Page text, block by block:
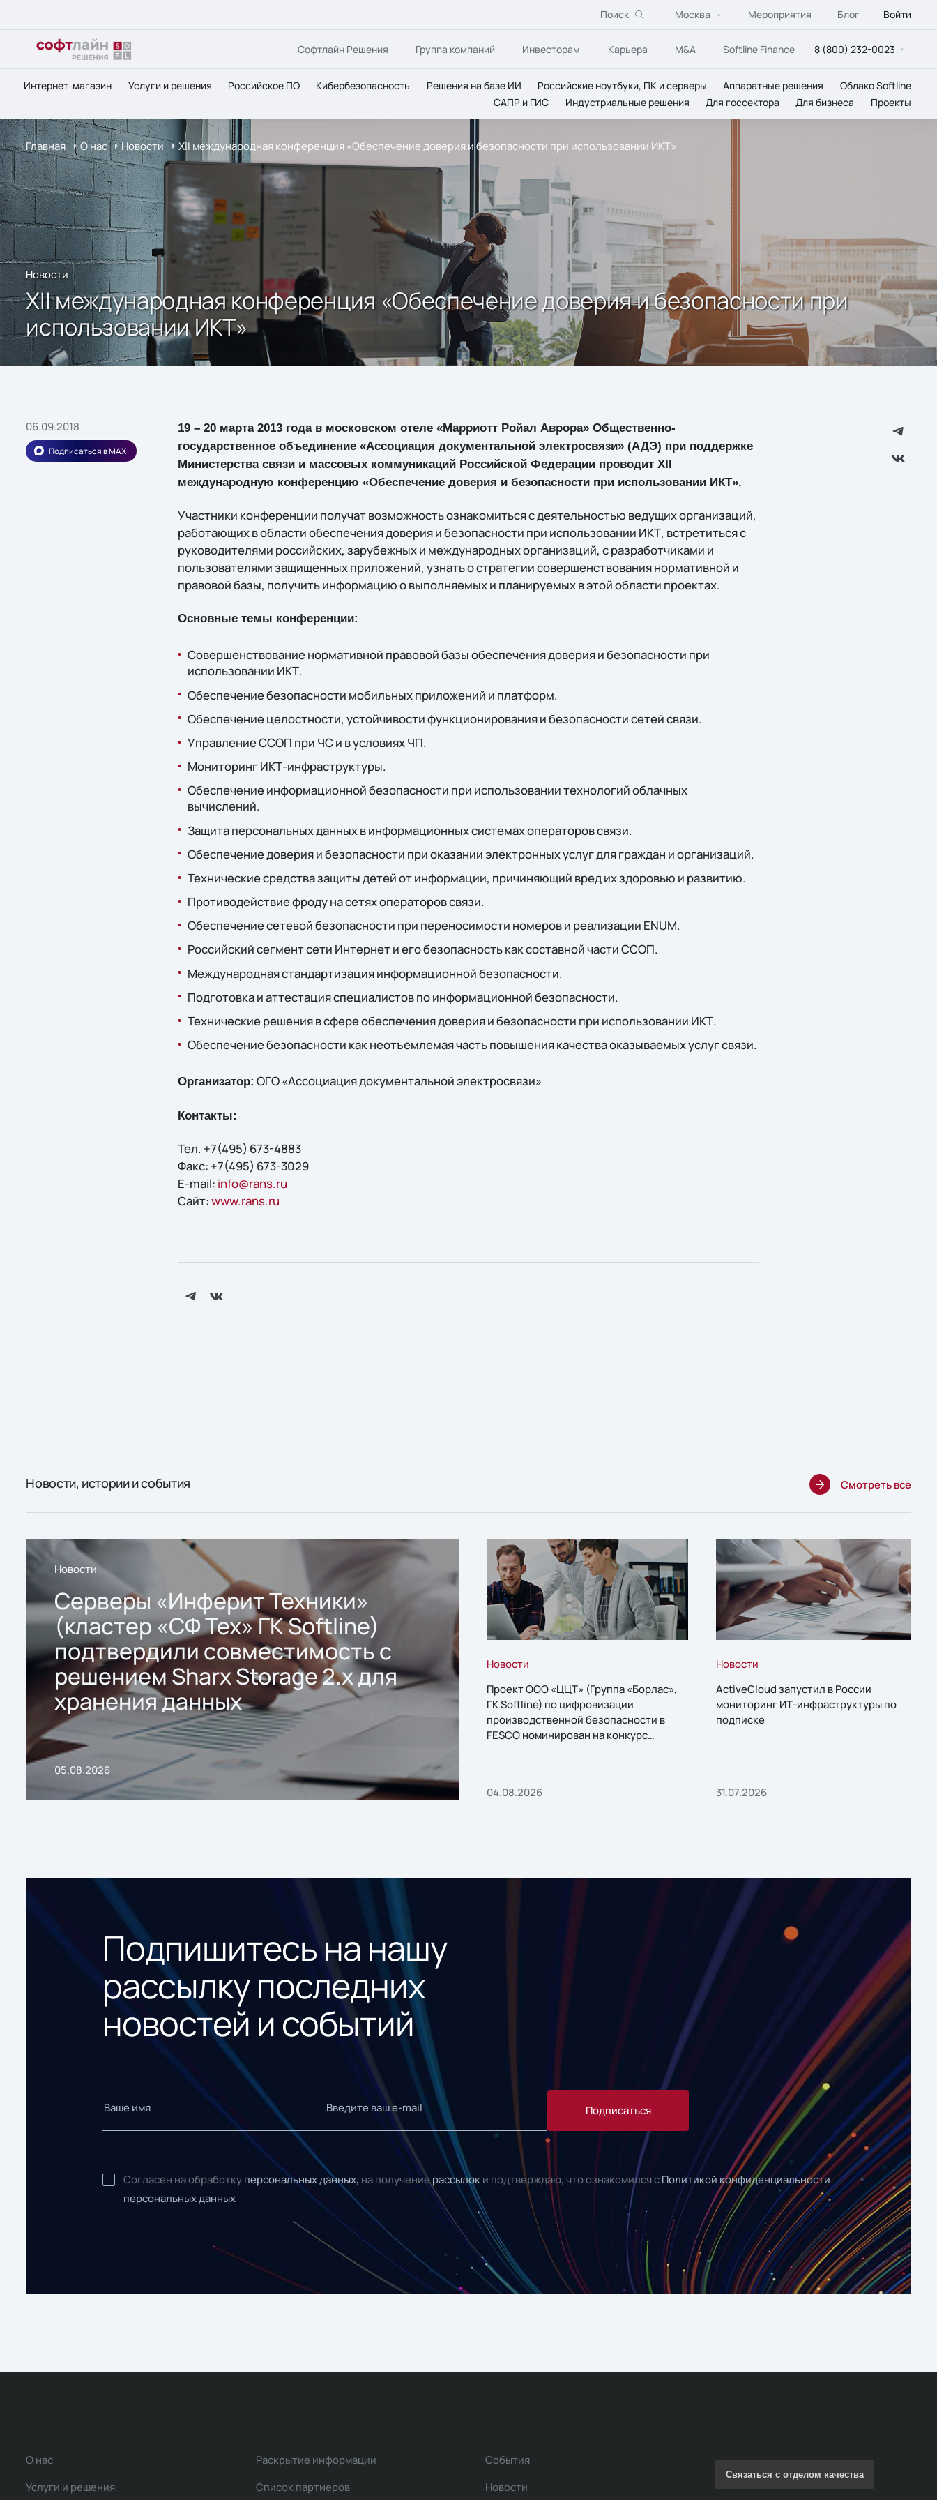
Поиск Москва Мероприятия Блог Войти
Софтлайн Решения Группа компаний Инвесторам Карьера M&A Softline Finance 8 (800) 232-0023
Интернет-магазин Услуги и решения Российское ПО Кибербезопасность Решения на базе ИИ Российские ноутбуки, ПК и серверы Аппаратные решения
Облако Softline
САПР и ГИС
Индустриальные решения Для госсектора Для бизнеса Проекты
Главная О нас Новости XII международная конференция «Обеспечение доверия и безопасности при использовании ИКТ»
Новости
XII международная конференция «Обеспечение доверия и безопасности при
использовании ИКТ»
06.09.2018
Подписаться в MAX
19 – 20 марта 2013 года в московском отеле «Марриотт Ройал Аврора» Общественно-
государственное объединение «Ассоциация документальной электросвязи» (АДЭ) при поддержке
Министерства связи и массовых коммуникаций Российской Федерации проводит XII
международную конференцию «Обеспечение доверия и безопасности при использовании ИКТ».
Участники конференции получат возможность ознакомиться с деятельностью ведущих организаций,
работающих в области обеспечения доверия и безопасности при использовании ИКТ, встретиться с
руководителями российских, зарубежных и международных организаций, с разработчиками и
пользователями защищенных приложений, узнать о стратегии совершенствования нормативной и
правовой базы, получить информацию о выполняемых и планируемых в этой области проектах.
Основные темы конференции:
Совершенствование нормативной правовой базы обеспечения доверия и безопасности при
использовании ИКТ.
Обеспечение безопасности мобильных приложений и платформ.
Обеспечение целостности, устойчивости функционирования и безопасности сетей связи.
Управление ССОП при ЧС и в условиях ЧП.
Мониторинг ИКТ-инфраструктуры.
Обеспечение информационной безопасности при использовании технологий облачных
вычислений.
Защита персональных данных в информационных системах операторов связи.
Обеспечение доверия и безопасности при оказании электронных услуг для граждан и организаций.
Технические средства защиты детей от информации, причиняющий вред их здоровью и развитию.
Противодействие фроду на сетях операторов связи.
Обеспечение сетевой безопасности при переносимости номеров и реализации ENUM.
Российский сегмент сети Интернет и его безопасность как составной части ССОП.
Международная стандартизация информационной безопасности.
Подготовка и аттестация специалистов по информационной безопасности.
Технические решения в сфере обеспечения доверия и безопасности при использовании ИКТ.
Обеспечение безопасности как неотъемлемая часть повышения качества оказываемых услуг связи.
Организатор: ОГО «Ассоциация документальной электросвязи»
Контакты:
Тел. +7(495) 673-4883
Факс: +7(495) 673-3029
E-mail: info@rans.ru
Сайт:www.rans.ru
Новости, истории и события Смотреть все
Новости
Серверы «Инферит Техники»
(кластер «СФ Тех» ГК Softline)
подтвердили совместимость с
решением Sharx Storage 2.x для
хранения данных
05.08.2026
Новости
Проект ООО «ЦЦТ» (Группа «Борлас»,
ГК Softline) по цифровизации
производственной безопасности в
FESCO номинирован на конкурс
04.08.2026
Новости
ActiveCloud запустил в России
мониторинг ИТ-инфраструктуры по
подписке
31.07.2026
Подпишитесь на нашу
рассылку последних
новостей и событий
Подписаться
Согласен на обработку персональных данных, на получениерассылок и подтверждаю, что ознакомился с Политикой конфиденциальности
персональных данных
О нас
Услуги и решения
Раскрытие информации
Список партнеров
События
Новости
Связаться с отделом качества